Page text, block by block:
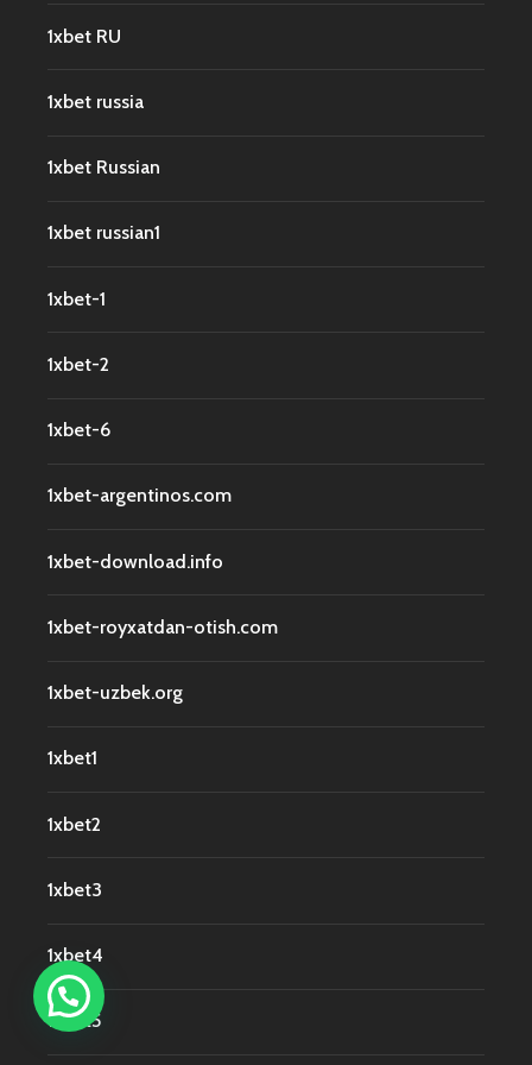
1xbet RU
1xbet russia
1xbet Russian
1xbet russian1
1xbet-1
1xbet-2
1xbet-6
1xbet-argentinos.com
1xbet-download.info
1xbet-royxatdan-otish.com
1xbet-uzbek.org
1xbet1
1xbet2
1xbet3
1xbet4
1xbet5